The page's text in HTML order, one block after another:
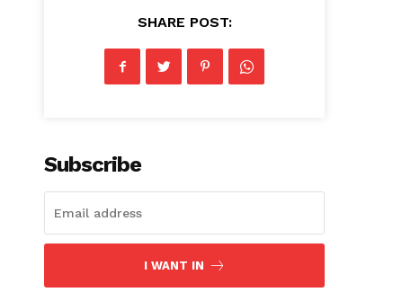
SHARE POST:
Subscribe
I WANT IN